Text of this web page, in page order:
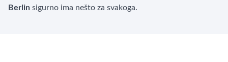
Berlin sigurno ima nešto za svakoga.